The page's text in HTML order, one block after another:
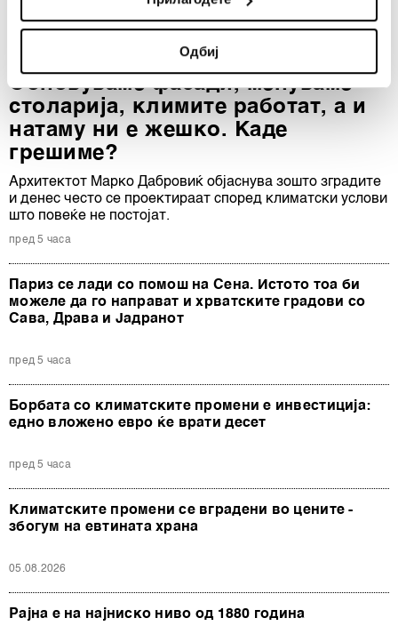
Identify your device by actively scanning it for
specific characteristics (fingerprinting)
Find out more about how your personal data is processed
and set your preferences in thedetails section.
Заедничките ракувачи се HD-WIN ARENA SPORT
d.o.o. иПертнери
обработуваме како и за вашите права прочитајте во
нашатаПолитика на приватност, а за колачињата и
колачиња
деталите“. Согласноста можете во кој било момент да
ја повлечете без негативни последици.
Одбиј
Обновуваме фасади, менуваме
столарија, климите работат, а и
натаму ни е жешко. Каде
грешиме?
Архитектот Марко Дабровиќ објаснува зошто зградите
и денес често се проектираат според климатски услови
што повеќе не постојат.
пред 5 часа
Париз се лади со помош на Сена. Истото тоа би
можеле да го направат и хрватските градови со
Сава, Драва и Јадранот
пред 5 часа
Борбата со климатските промени е инвестиција:
едно вложено евро ќе врати десет
пред 5 часа
Климатските промени се вградени во цените -
збогум на евтината храна
05.08.2026
Рајна е на најниско ниво од 1880 година